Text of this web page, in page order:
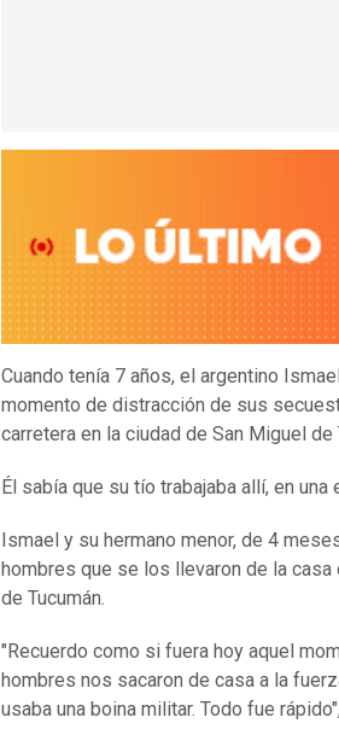
Cuando tenía 7 años, el argentino
momento de distracción de sus
carretera en la ciudad de San Miguel
Él sabía que su tío trabajaba allí, en
Ismael y su hermano menor, de 4
hombres que se los llevaron de la
de Tucumán.
"Recuerdo como si fuera hoy aquel
hombres nos sacaron de casa a la
usaba una boina militar. Todo fue